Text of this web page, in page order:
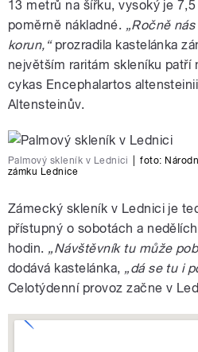
13 metrů na šířku, vysoký je
poměrně nákladné. „Ročně
korun,“prozradila kastelánka
největším raritám skleníku patří
cykas Encephalartos
Altensteinův.
Palmový skleník v Lednici foto:
zámku Lednice
Zámecký skleník v Lednici je
přístupný o sobotách a
hodin. „Návštěvník tu může
dodává kastelánka, „dá se tu i
Celotýdenní provoz začne v